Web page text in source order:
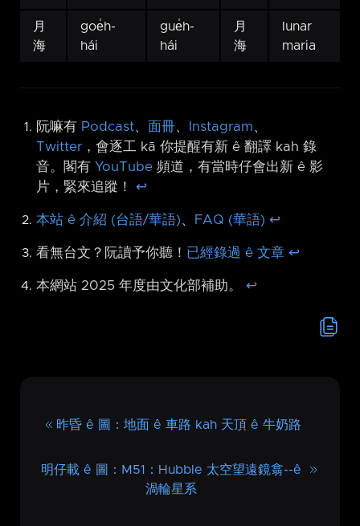
月
海
goe̍h-
hái
gue̍h-
hái
月
海
lunar
maria
阮嘛有 Podcast、 面冊、 Instagram、
Twitter ，會逐工 kā 你提醒有新 ê 翻譯 kah 錄
音。閣有 YouTube 頻道，有當時仔會出新 ê 影
片，緊來追蹤！ ↩︎
本站 ê 介紹 (台語/華語)、 FAQ (華語) ↩︎
看無台文？阮讀予你聽！ 已經錄過 ê 文章 ↩︎
本網站 2025 年度由文化部補助。 ↩︎
昨昏 ê 圖：地面 ê 車路 kah 天頂 ê 牛奶路
明仔載 ê 圖：M51：Hubble 太空望遠鏡翕-⁠-ê
渦輪星系